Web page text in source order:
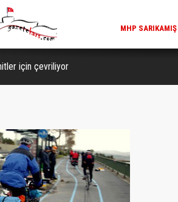
REKREATIF GEZI TURU,
için çevriliyor